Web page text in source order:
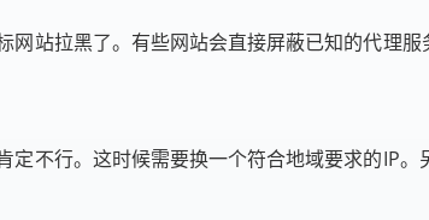
站拉黑了。有些网站会直接屏蔽已知的代理服
不行。这时候需要换一个符合地域要求的IP。